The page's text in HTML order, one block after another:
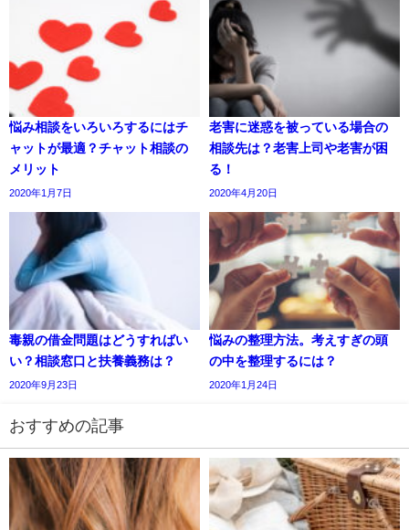
悩み相談をいろいろするにはチ
ャットが最適？チャット相談の
メリット
2020年1月7日
老害に迷惑を被っている場合の
相談先は？老害上司や老害が困
る！
2020年4月20日
毒親の借金問題はどうすればい
い？相談窓口と扶養義務は？
2020年9月23日
悩みの整理方法。考えすぎの頭
の中を整理するには？
2020年1月24日
おすすめの記事